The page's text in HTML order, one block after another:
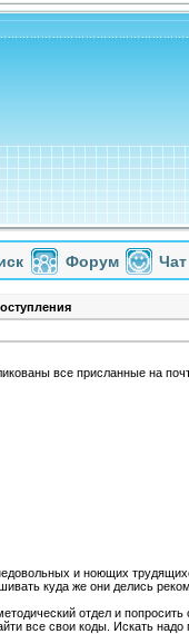
Форум Чат
все присланные на
и ноющих
куда же они делись
отдел и
все свои коды. Искать надо